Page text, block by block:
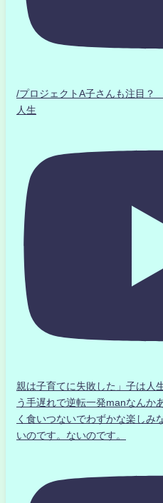
/プロジェクトA子さんも注目
人生
親は子育てに失敗した」子は人
う手遅れで逆転一発manなんか
く食いつないでわずかな楽しみ
いのです。ないのです。